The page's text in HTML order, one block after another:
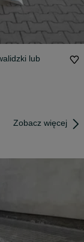
lub
Zobacz więcej